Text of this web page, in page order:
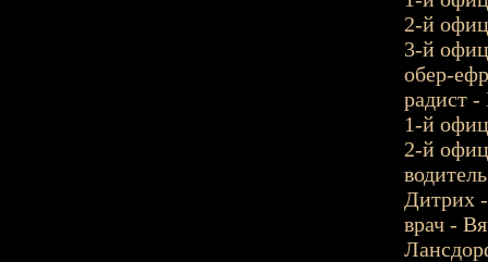
2-й
3-й
обер-
радист
1-й
2-й
Дитрих
врач -